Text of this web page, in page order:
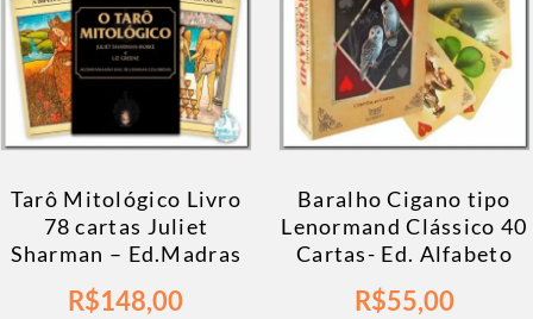
Tarô Mitológico Livro
78 cartas Juliet
Sharman – Ed.Madras
R$148,00
Baralho Cigano tipo
Lenormand Clássico 40
Cartas- Ed. Alfabeto
R$55,00